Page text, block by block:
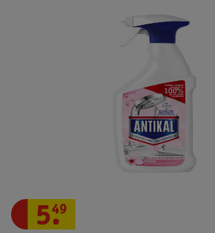
5.
49